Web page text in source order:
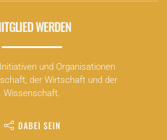
WERDEN
und Organisationen
der Wirtschaft und der
Wissenschaft.
DABEI SEIN